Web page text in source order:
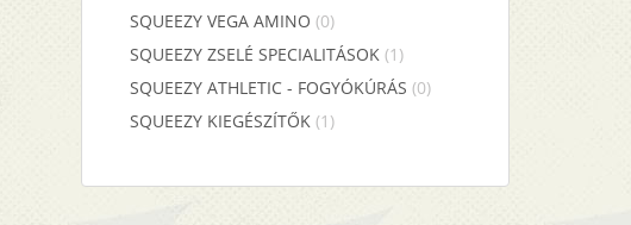
SQUEEZY VEGA AMINO (0)
SQUEEZY ZSELÉ SPECIALITÁSOK (1)
SQUEEZY ATHLETIC - FOGYÓKÚRÁS (0)
SQUEEZY KIEGÉSZÍTŐK (1)